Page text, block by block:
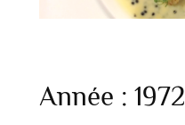
Année : 1972